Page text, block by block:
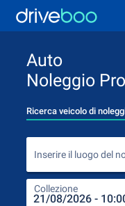
Auto
Noleggio
Ricerca veicolo di
Inserire il luogo del
Collezione